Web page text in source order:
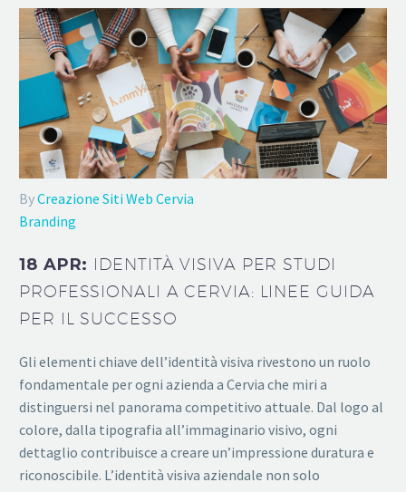
ByCreazione Siti Web Cervia
Branding
18 APR: IDENTITÀ VISIVA PER STUDI
PROFESSIONALI A CERVIA: LINEE GUIDA
PER IL SUCCESSO
Gli elementi chiave dell’identità visiva rivestono un ruolo
fondamentale per ogni azienda a Cervia che miri a
distinguersi nel panorama competitivo attuale. Dal logo al
colore, dalla tipografia all’immaginario visivo, ogni
dettaglio contribuisce a creare un’impressione duratura e
riconoscibile. L’identità visiva aziendale non solo